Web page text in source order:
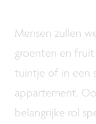
Mensen zullen
groenten en
tuintje of in een
appartement.
belangrijke rol